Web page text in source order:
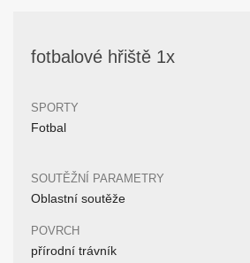
fotbalové hřiště 1x
SPORTY
Fotbal
SOUTĚŽNÍ PARAMETRY
Oblastní soutěže
POVRCH
přírodní trávník